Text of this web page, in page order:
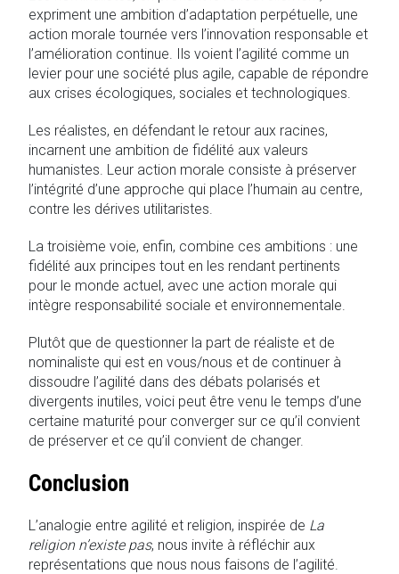
expriment une ambition d’adaptation perpétuelle, une
action morale tournée vers l’innovation responsable et
l’amélioration continue. Ils voient l’agilité comme un
levier pour une société plus agile, capable de répondre
aux crises écologiques, sociales et technologiques.
Les réalistes, en défendant le retour aux racines,
incarnent une ambition de fidélité aux valeurs
humanistes. Leur action morale consiste à préserver
l’intégrité d’une approche qui place l’humain au centre,
contre les dérives utilitaristes.
La troisième voie, enfin, combine ces ambitions : une
fidélité aux principes tout en les rendant pertinents
pour le monde actuel, avec une action morale qui
intègre responsabilité sociale et environnementale.
Plutôt que de questionner la part de réaliste et de
nominaliste qui est en vous/nous et de continuer à
dissoudre l’agilité dans des débats polarisés et
divergents inutiles, voici peut être venu le temps d’une
certaine maturité pour converger sur ce qu’il convient
de préserver et ce qu’il convient de changer.
Conclusion
L’analogie entre agilité et religion, inspirée de La
religion n’existe pas, nous invite à réfléchir aux
représentations que nous nous faisons de l’agilité.